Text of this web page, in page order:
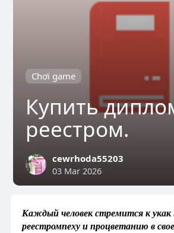
Chơi game
Купить
реестром.
cewrhoda55203
03 Mar 2026
Каждый человек стремится к укак
реестромпеху и процветанию в